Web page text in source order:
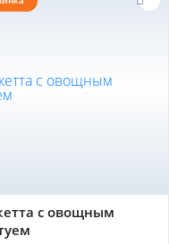
с овощным